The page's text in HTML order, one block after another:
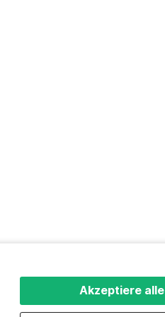
Akzeptiere alle